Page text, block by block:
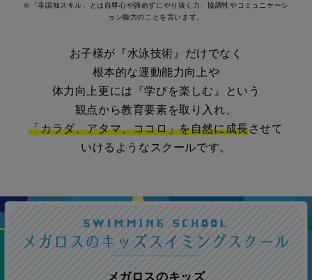
※「非認知スキル」とは自尊心や諦めずにやり抜く力、協調性やコミュニケーシ
ョン能力のことを言います。
お子様が『水泳技術』だけでなく
根本的な運動能力向上や
体力向上更には『学びを楽しむ』という
観点から教育要素を取り入れ、
「カラダ、アタマ、ココロ」を自然に成長させて
いけるようなスクールです。
メガロスのキッズ